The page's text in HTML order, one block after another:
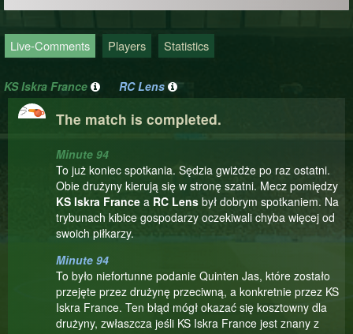
Live-Comments Players Statistics
KS Iskra France RC Lens
The match is completed.
Minute 94
To już koniec spotkania. Sędzia gwiżdże po raz ostatni.
Obie drużyny kierują się w stronę szatni. Mecz pomiędzy
KS Iskra France a RC Lens był dobrym spotkaniem. Na
trybunach kibice gospodarzy oczekiwali chyba więcej od
swoich piłkarzy.
Minute 94
To było niefortunne podanie Quinten Jas, które zostało
przejęte przez drużynę przeciwną, a konkretnie przez KS
Iskra France. Ten błąd mógł okazać się kosztowny dla
drużyny, zwłaszcza jeśli KS Iskra France jest znany z